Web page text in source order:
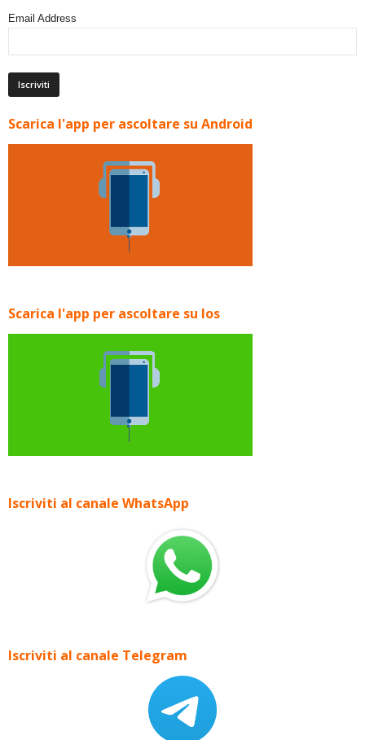
Email Address
Scarica l'app per ascoltare su Android
Scarica l'app per ascoltare su Ios
Iscriviti al canale WhatsApp
Iscriviti al canale Telegram